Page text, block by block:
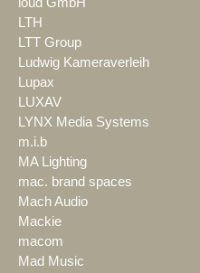
LTH
LTT Group
Ludwig Kameraverleih
Lupax
LUXAV
LYNX Media Systems
m.i.b
MA Lighting
mac. brand spaces
Mach Audio
Mackie
macom
Mad Music